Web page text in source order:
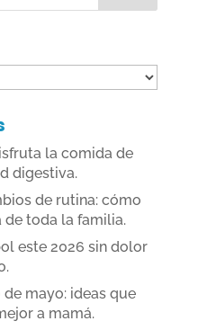
la comida de
digestiva.
de rutina: cómo
toda la familia.
este 2026 sin dolor
de mayo: ideas que
a mamá.